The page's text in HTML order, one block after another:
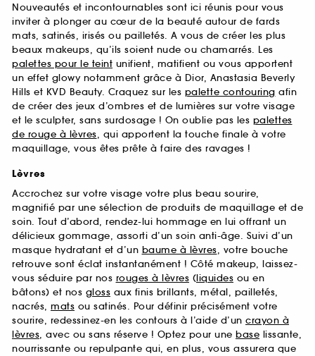
Nouveautés et incontournables sont ici réunis pour vous
inviter à plonger au cœur de la beauté autour de fards
mats, satinés, irisés ou pailletés. A vous de créer les plus
beaux makeups, qu’ils soient nude ou chamarrés. Les
palettes pour le teint unifient, matifient ou vous apportent
un effet glowy notamment grâce à Dior, Anastasia Beverly
Hills et KVD Beauty. Craquez sur les palette contouring afin
de créer des jeux d’ombres et de lumières sur votre visage
et le sculpter, sans surdosage ! On oublie pas les palettes
de rouge à lèvres, qui apportent la touche finale à votre
maquillage, vous êtes prête à faire des ravages !
Lèvres
Accrochez sur votre visage votre plus beau sourire,
magnifié par une sélection de produits de maquillage et de
soin. Tout d’abord, rendez-lui hommage en lui offrant un
délicieux gommage, assorti d’un soin anti-âge. Suivi d’un
masque hydratant et d’un baume à lèvres, votre bouche
retrouve sont éclat instantanément ! Côté makeup, laissez-
vous séduire par nos rouges à lèvres (liquides ou en
bâtons) et nos gloss aux finis brillants, métal, pailletés,
nacrés, mats ou satinés. Pour définir précisément votre
sourire, redessinez-en les contours à l’aide d’un crayon à
lèvres, avec ou sans réserve ! Optez pour une base lissante,
nourrissante ou repulpante qui, en plus, vous assurera que